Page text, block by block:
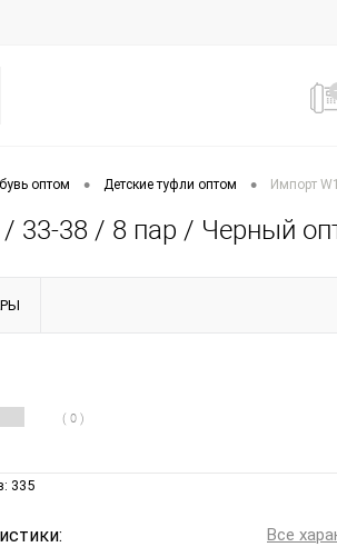
оптом • Детские туфли оптом • Импорт
33-38 / 8 пар / Черный
( 0 )
335
Все